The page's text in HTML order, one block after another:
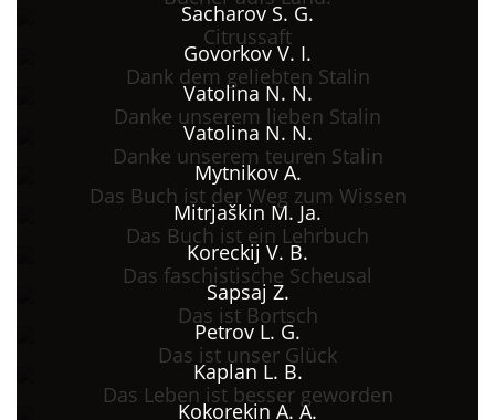
Sacharov S. G.
Citrussaft
Govorkov V. I.
Dank dem geliebten Stalin
Vatolina N. N.
Danke unserem lieben Stalin
Vatolina N. N.
Danke unserem teuren Stalin
Mytnikov A.
Das Buch ist der Weg zum Wissen
Mitrjaškin M. Ja.
Das Buch ist ein Lehrbuch
Koreckij V. B.
Das faschistische Scheusal
Sapsaj Z.
Das ist Bortsch
Petrov L. G.
Das ist unser Glück
Kaplan L. B.
Das Leben ist besser geworden
Kokorekin A. A.